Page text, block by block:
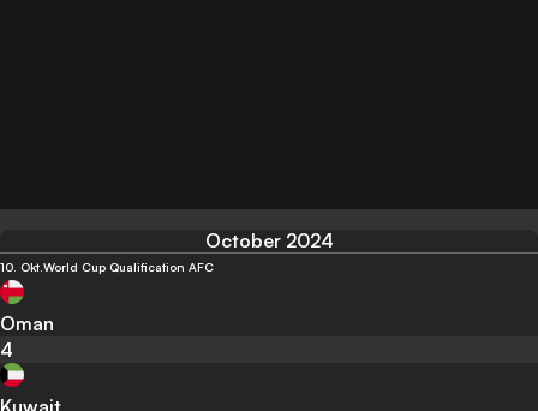
October 2024
10. Okt.World Cup Qualification AFC
Oman
4